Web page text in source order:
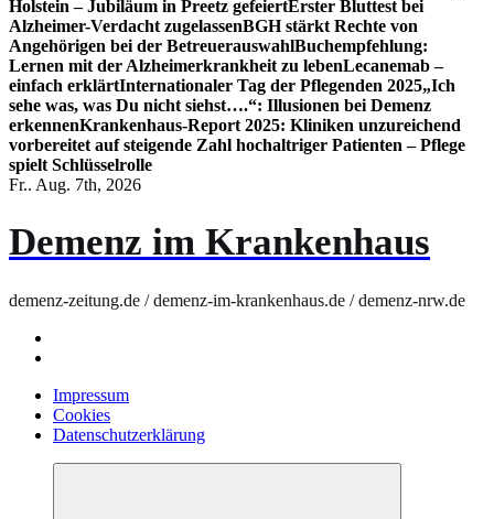
Holstein – Jubiläum in Preetz gefeiertErster Bluttest bei
Alzheimer-Verdacht zugelassenBGH stärkt Rechte von
Angehörigen bei der BetreuerauswahlBuchempfehlung:
Lernen mit der Alzheimerkrankheit zu lebenLecanemab –
einfach erklärtInternationaler Tag der Pflegenden 2025„Ich
sehe was, was Du nicht siehst….“: Illusionen bei Demenz
erkennenKrankenhaus-Report 2025: Kliniken unzureichend
vorbereitet auf steigende Zahl hochaltriger Patienten – Pflege
spielt Schlüsselrolle
Fr.. Aug. 7th, 2026
Demenz im Krankenhaus
demenz-zeitung.de / demenz-im-krankenhaus.de / demenz-nrw.de
Impressum
Cookies
Datenschutzerklärung